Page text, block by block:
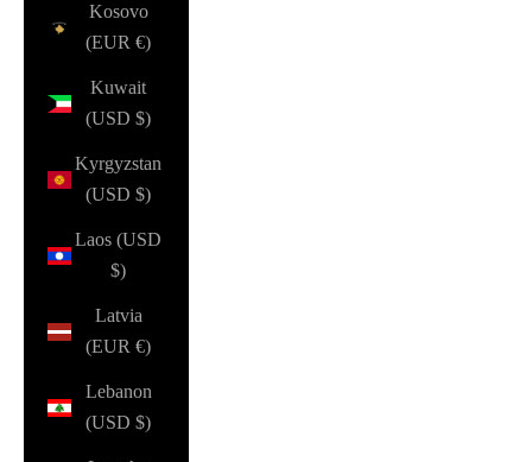
Kosovo
(EUR €)
Kuwait
(USD $)
Kyrgyzstan
(USD $)
Laos (USD
$)
Latvia
(EUR €)
Lebanon
(USD $)